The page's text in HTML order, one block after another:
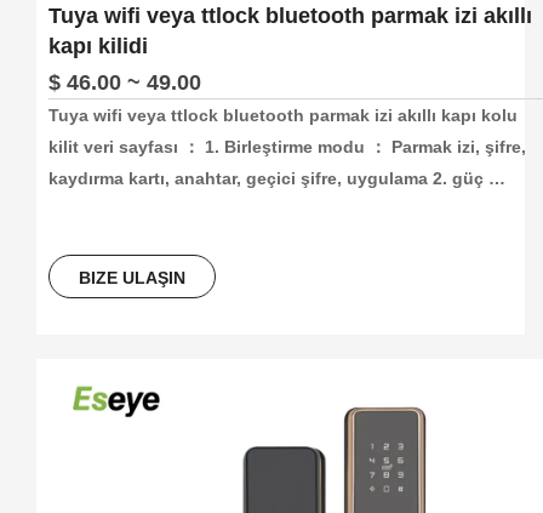
Tuya wifi veya ttlock bluetooth parmak izi akıllı
kapı kilidi
$ 46.00 ~ 49.00
Tuya wifi veya ttlock bluetooth parmak izi akıllı kapı kolu
kilit veri sayfası ： 1. Birleştirme modu ： Parmak izi, şifre,
kaydırma kartı, anahtar, geçici şifre, uygulama 2. güç
alaşımı 5. Faringer Pread Head ： Yarıiletken Parmak İzi 6.
Çalışan Sıcaklık ： -20 ° C ~ 70 ° C 7. Sound Cue ： Ses
： İki
BIZE ULAŞIN